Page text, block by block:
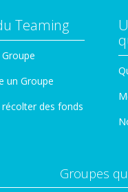
Teaming
un Groupe
des fonds
Groupes